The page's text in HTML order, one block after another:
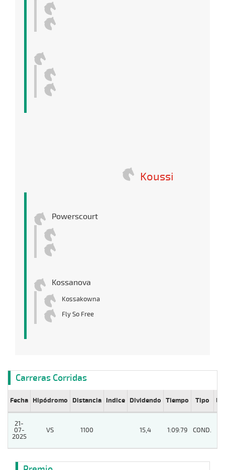
Koussi
Powerscourt
Kossanova
Kossakowna
Fly So Free
Carreras Corridas
Fecha Hipódromo Distancia Indice Dividendo Tiempo Tipo Lº
21-
07-
2025
VS 1100 15,4 1:09:79 COND.